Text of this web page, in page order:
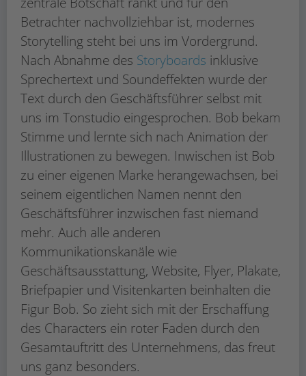
Betrachter nachvollziehbar ist, modernes
Storytelling steht bei uns im Vordergrund.
Nach Abnahme des Storyboards inklusive
Sprechertext und Soundeffekten wurde der
Text durch den Geschäftsführer selbst mit
uns im Tonstudio eingesprochen. Bob bekam
Stimme und lernte sich nach Animation der
Illustrationen zu bewegen. Inwischen ist Bob
zu einer eigenen Marke herangewachsen, bei
seinem eigentlichen Namen nennt den
Geschäftsführer inzwischen fast niemand
mehr. Auch alle anderen
Kommunikationskanäle wie
Geschäftsausstattung, Website, Flyer, Plakate,
Briefpapier und Visitenkarten beinhalten die
Figur Bob. So zieht sich mit der Erschaffung
des Characters ein roter Faden durch den
Gesamtauftritt des Unternehmens, das freut
uns ganz besonders.